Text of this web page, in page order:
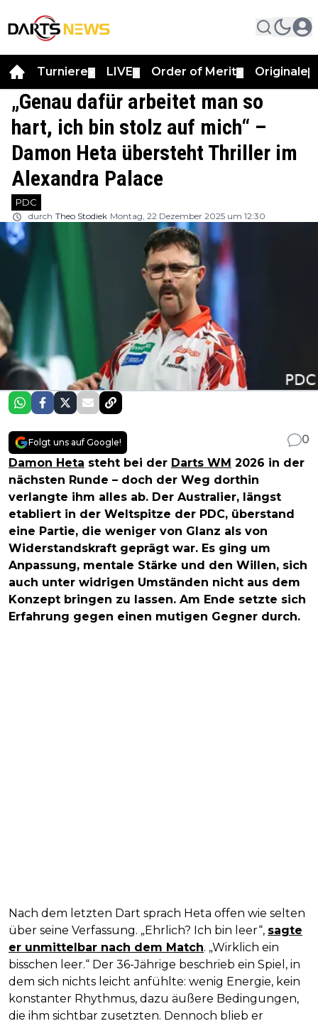
Turniere LIVE Order of Merit Originale
„Genau dafür arbeitet man so
hart, ich bin stolz auf mich“ –
Damon Heta übersteht Thriller im
Alexandra Palace
PDC
durch Theo Stodiek Montag, 22 Dezember 2025 um 12:30
Folgt uns auf Google!
0
Damon Heta steht bei der Darts WM 2026 in der
nächsten Runde – doch der Weg dorthin
verlangte ihm alles ab. Der Australier, längst
etabliert in der Weltspitze der PDC, überstand
eine Partie, die weniger von Glanz als von
Widerstandskraft geprägt war. Es ging um
Anpassung, mentale Stärke und den Willen, sich
auch unter widrigen Umständen nicht aus dem
Konzept bringen zu lassen. Am Ende setzte sich
Erfahrung gegen einen mutigen Gegner durch.
Nach dem letzten Dart sprach Heta offen wie selten
über seine Verfassung. „Ehrlich? Ich bin leer“, sagte
er unmittelbar nach dem Match. „Wirklich ein
bisschen leer.“ Der 36-Jährige beschrieb ein Spiel, in
dem sich nichts leicht anfühlte: wenig Energie, kein
konstanter Rhythmus, dazu äußere Bedingungen,
die ihm sichtbar zusetzten. Dennoch blieb er